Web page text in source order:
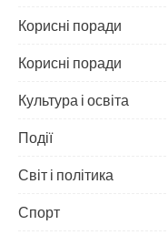
Корисні поради
Корисні поради
Культура і освіта
Події
Світ і політика
Спорт